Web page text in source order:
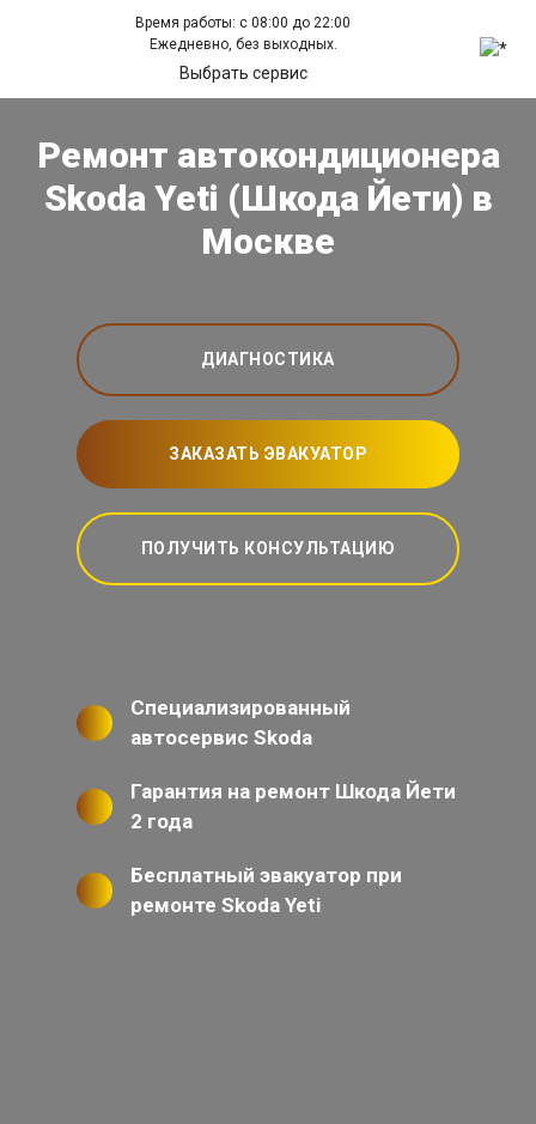
Время работы: с 08:00 до 22:00
Ежедневно, без выходных.
Выбрать сервис
Ремонт автокондиционера
Skoda Yeti (Шкода Йети) в
Москве
ДИАГНОСТИКА
ЗАКАЗАТЬ ЭВАКУАТОР
ПОЛУЧИТЬ КОНСУЛЬТАЦИЮ
Специализированный
автосервис Skoda
Гарантия на ремонт Шкода Йети
2 года
Бесплатный эвакуатор при
ремонте Skoda Yeti